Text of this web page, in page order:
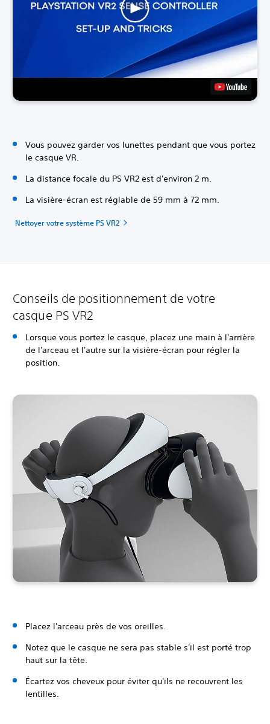
Vous pouvez garder vos lunettes pendant que vous portez
le casque VR.
La distance focale du PS VR2 est d'environ 2 m.
La visière-écran est réglable de 59 mm à 72 mm.
Nettoyer votre système PS VR2
Conseils de positionnement de votre
casque PS VR2
Lorsque vous portez le casque, placez une main à l'arrière
de l'arceau et l'autre sur la visière-écran pour régler la
position.
Placez l'arceau près de vos oreilles.
Notez que le casque ne sera pas stable s'il est porté trop
haut sur la tête.
Écartez vos cheveux pour éviter qu'ils ne recouvrent les
lentilles.